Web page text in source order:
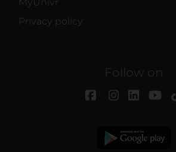
Privacy policy
Follow on